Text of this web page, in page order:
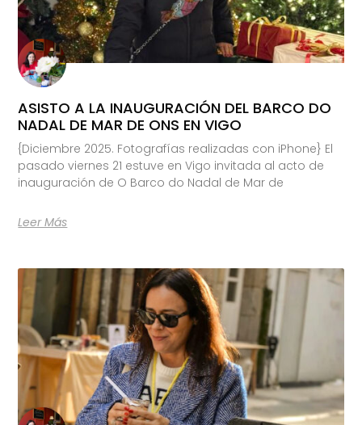
ASISTO A LA INAUGURACIÓN DEL BARCO DO
NADAL DE MAR DE ONS EN VIGO
{Diciembre 2025. Fotografías realizadas con iPhone} El
pasado viernes 21 estuve en Vigo invitada al acto de
inauguración de O Barco do Nadal de Mar de
Leer Más